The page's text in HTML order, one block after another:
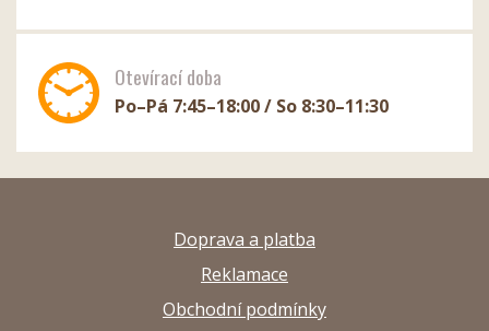
Otevírací doba
Po–Pá 7:45–18:00 / So 8:30–11:30
Doprava a platba
Reklamace
Obchodní podmínky